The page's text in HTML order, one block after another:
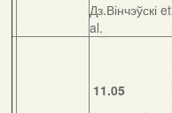
Дз.Вінчэўскі et
al.
11.05